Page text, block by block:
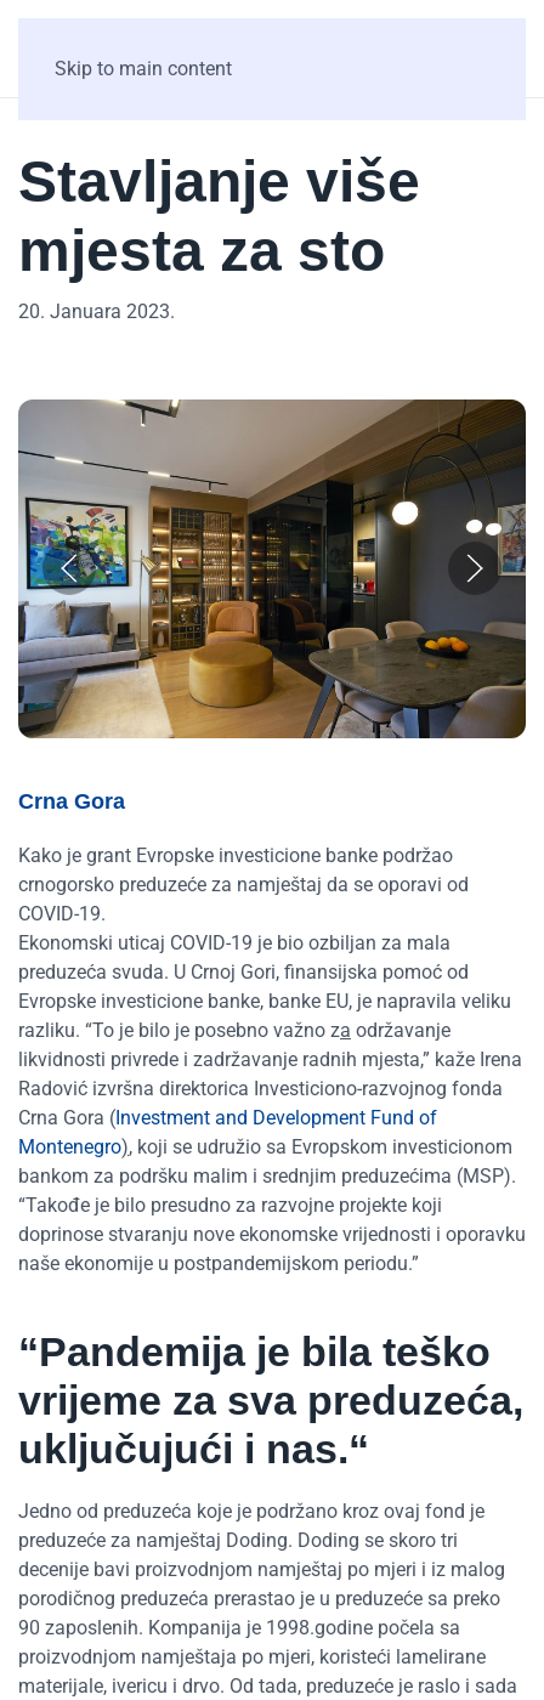
Skip to main content
Stavljanje više
mjesta za sto
20. Januara 2023.
Crna Gora
Kako je grant Evropske investicione banke podržao
crnogorsko preduzeće za namještaj da se oporavi od
COVID-19.
Ekonomski uticaj COVID-19 je bio ozbiljan za mala
preduzeća svuda. U Crnoj Gori, finansijska pomoć od
Evropske investicione banke, banke EU, je napravila veliku
razliku. “To je bilo je posebno važno za održavanje
likvidnosti privrede i zadržavanje radnih mjesta,” kaže Irena
Radović izvršna direktorica Investiciono-razvojnog fonda
Crna Gora (Investment and Development Fund of
Montenegro), koji se udružio sa Evropskom investicionom
bankom za podršku malim i srednjim preduzećima (MSP).
“Takođe je bilo presudno za razvojne projekte koji
doprinose stvaranju nove ekonomske vrijednosti i oporavku
naše ekonomije u postpandemijskom periodu.”
“Pandemija je bila teško
vrijeme za sva preduzeća,
uključujući i nas.“
Jedno od preduzeća koje je podržano kroz ovaj fond je
preduzeće za namještaj Doding. Doding se skoro tri
decenije bavi proizvodnjom namještaj po mjeri i iz malog
porodičnog preduzeća prerastao je u preduzeće sa preko
90 zaposlenih. Kompanija je 1998.godine počela sa
proizvodnjom namještaja po mjeri, koristeći lamelirane
materijale, ivericu i drvo. Od tada, preduzeće je raslo i sada